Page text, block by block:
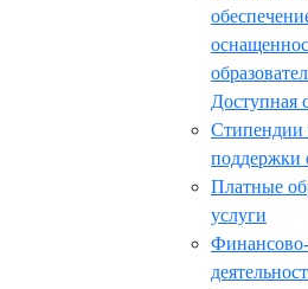
Доступная
поддержки
Платные
услуги
Финансово-